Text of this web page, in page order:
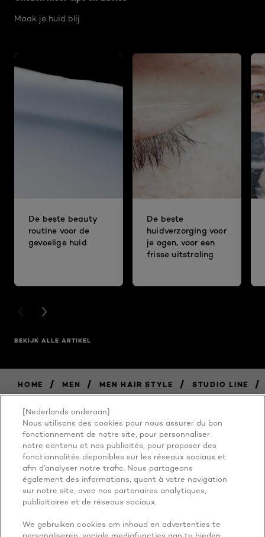
Maak je huid blij
De beste beauty
routine voor de
gevoelige huid
De beste
huidverzorging voor
je ogen, voor een
frisse uitstraling
PREVIOUS CARD
NEXT CARD
BEKIJK ALLE ARTIKEL
HOME / MEN / MEN HAIR STYLE / STUDIO LINE /
BECAUSE
YOU'RE
WORTH IT
[Nederlands onderaan]
Nous utilisons des cookies pour nous assurer du bon
fonctionnement de notre site, pour personnaliser
notre contenu et nos publicités, pour proposer des
fonctionnalités disponibles sur les réseaux sociaux et
afin d’analyser notre trafic. Nous partageons
également des informations, quant à votre navigation
sur notre site, avec nos partenaires analytiques,
publicitaires et de réseaux sociaux.
We gebruiken cookies om inhoud en advertenties te